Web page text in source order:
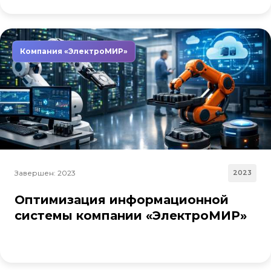
Компания «ЭлектроМИР»
Завершен: 2023 2023
Оптимизация информационной
системы компании «ЭлектроМИР»